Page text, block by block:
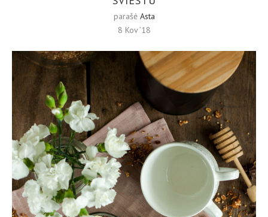
parašė Asta
8 Kov ’18